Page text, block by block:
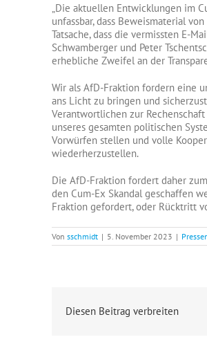
„Die aktuellen Entwicklungen im
unfassbar, dass Beweismaterial
Tatsache, dass die vermissten E-
Schwamberger und Peter
erhebliche Zweifel an der
Wir als AfD-Fraktion fordern eine
ans Licht zu bringen und
Verantwortlichen zur
unseres gesamten politischen
Vorwürfen stellen und volle
wiederherzustellen.
Die AfD-Fraktion fordert daher
den Cum-Ex Skandal geschaffen
Fraktion gefordert, oder Rücktritt
Von sschmidt | 5. November 2023 |
Diesen Beitrag verbreiten